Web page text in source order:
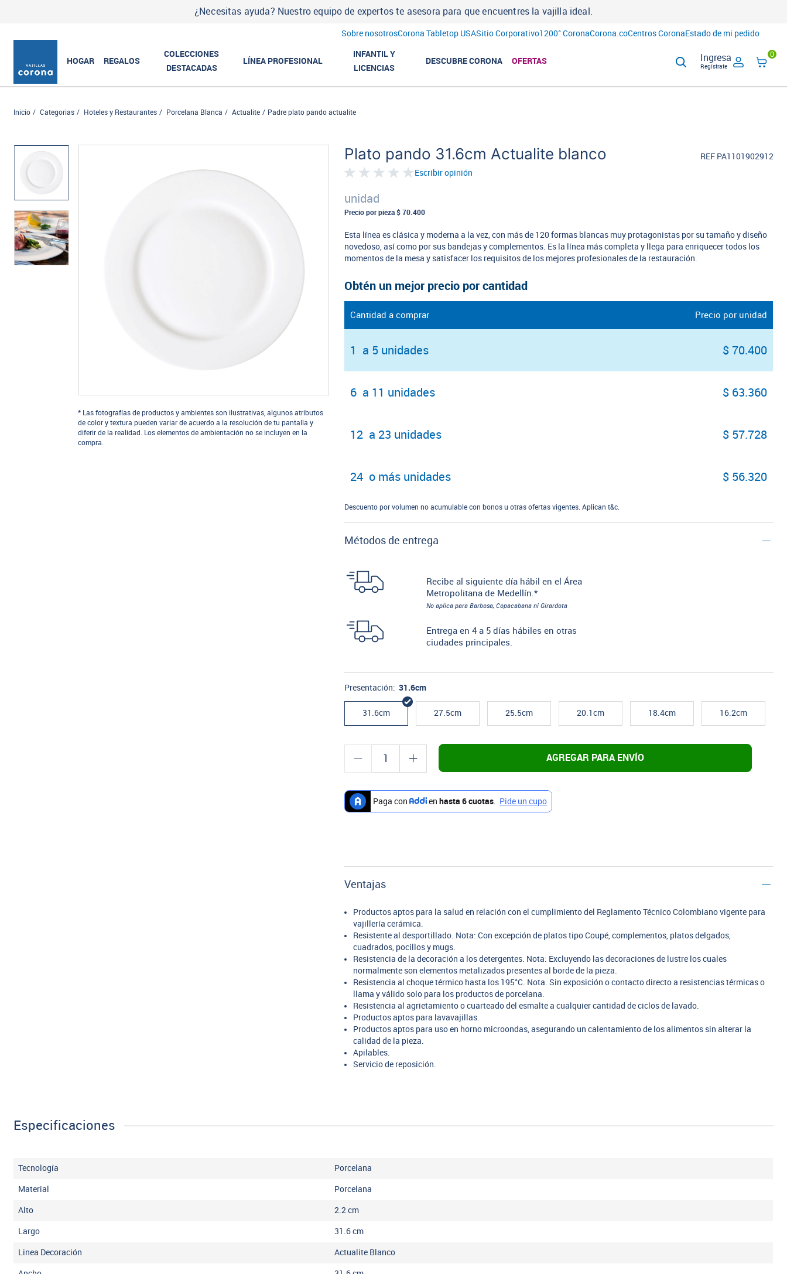
¿Necesitas ayuda? Nuestro equipo de expertos te asesora para que encuentres la vajilla ideal.
Sobre nosotrosCorona Tabletop USASitio Corporativo1200° CoronaCorona.coCentros CoronaEstado de mi pedido
HOGAR REGALOS
COLECCIONES
DESTACADAS
LÍNEA PROFESIONAL
INFANTIL Y
LICENCIAS
DESCUBRE CORONA OFERTAS Ingresa
Regístrate
0
Inicio Categorias Hoteles y Restaurantes Porcelana Blanca Actualite Padre plato pando actualite
Plato pando 31.6cm Actualite blanco
REF PA1101902912
Escribir opinión
* Las fotografías de productos y ambientes son ilustrativas, algunos atributos
de color y textura pueden variar de acuerdo a la resolución de tu pantalla y
diferir de la realidad. Los elementos de ambientación no se incluyen en la
compra.
unidad
Precio por pieza $ 70.400
Esta línea es clásica y moderna a la vez, con más de 120 formas blancas muy protagonistas por su tamaño y diseño
novedoso, así como por sus bandejas y complementos. Es la línea más completa y llega para enriquecer todos los
momentos de la mesa y satisfacer los requisitos de los mejores profesionales de la restauración.
Obtén un mejor precio por cantidad
Cantidad a comprar Precio por unidad
1 a 5 unidades $ 70.400
6 a 11 unidades $ 63.360
12 a 23 unidades $ 57.728
24 o más unidades $ 56.320
Descuento por volumen no acumulable con bonos u otras ofertas vigentes. Aplican t&c.
Métodos de entrega
Recibe al siguiente día hábil en el Área
Metropolitana de Medellín.*
No aplica para Barbosa, Copacabana ni Girardota
Entrega en 4 a 5 días hábiles en otras
ciudades principales.
Presentación: 31.6cm
31.6cm 27.5cm 25.5cm 20.1cm 18.4cm 16.2cm
AGREGAR PARA ENVÍO
Ventajas
Productos aptos para la salud en relación con el cumplimiento del Reglamento Técnico Colombiano vigente para
vajillería cerámica.
Resistente al desportillado. Nota: Con excepción de platos tipo Coupé, complementos, platos delgados,
cuadrados, pocillos y mugs.
Resistencia de la decoración a los detergentes. Nota: Excluyendo las decoraciones de lustre los cuales
normalmente son elementos metalizados presentes al borde de la pieza.
Resistencia al choque térmico hasta los 195°C. Nota. Sin exposición o contacto directo a resistencias térmicas o
llama y válido solo para los productos de porcelana.
Resistencia al agrietamiento o cuarteado del esmalte a cualquier cantidad de ciclos de lavado.
Productos aptos para lavavajillas.
Productos aptos para uso en horno microondas, asegurando un calentamiento de los alimentos sin alterar la
calidad de la pieza.
Apilables.
Servicio de reposición.
Especificaciones
Tecnología Porcelana
Material Porcelana
Alto 2.2cm
Largo 31.6cm
Linea Decoración Actualite Blanco